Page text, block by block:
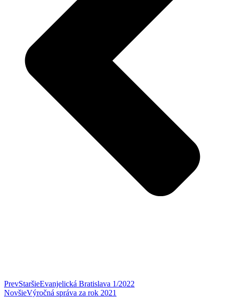
PrevStaršieEvanjelická Bratislava 1/2022
NovšieVýročná správa za rok 2021